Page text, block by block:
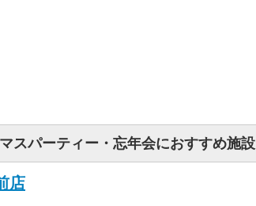
スパーティー・忘年会におすすめ施設
店